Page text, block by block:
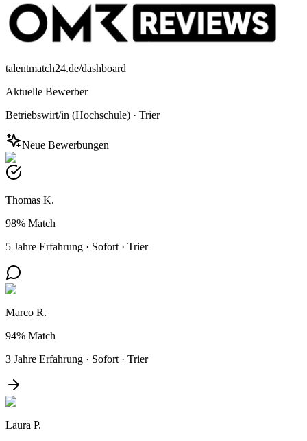
talentmatch24.de/dashboard
Aktuelle Bewerber
Betriebswirt/in (Hochschule) · Trier
Neue Bewerbungen
Thomas K.
98% Match
5 Jahre Erfahrung · Sofort · Trier
Marco R.
94% Match
3 Jahre Erfahrung · Sofort · Trier
Laura P.